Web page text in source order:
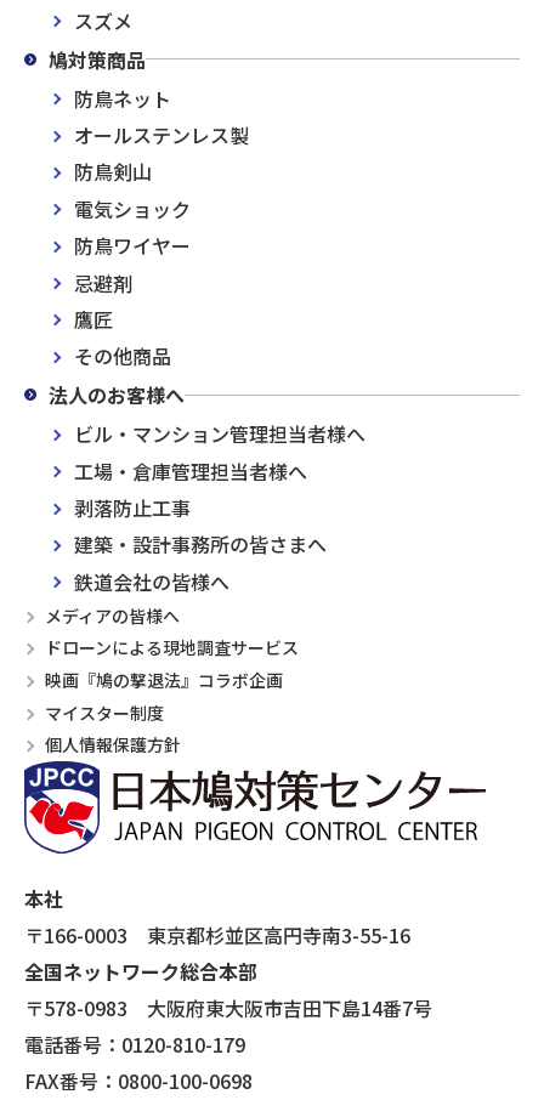
本社
〒166-0003 東京都杉並区高円寺南3-55-16
全国ネットワーク総合本部
〒578-0983 大阪府東大阪市吉田下島14番7号
電話番号：0120-810-179
FAX番号：0800-100-0698
スズメ
鳩対策商品
防鳥ネット
オールステンレス製
防鳥剣山
電気ショック
防鳥ワイヤー
忌避剤
鷹匠
その他商品
法人のお客様へ
ビル・マンション管理担当者様へ
工場・倉庫管理担当者様へ
剥落防止工事
建築・設計事務所の皆さまへ
鉄道会社の皆様へ
メディアの皆様へ
ドローンによる現地調査サービス
映画『鳩の撃退法』コラボ企画
マイスター制度
個人情報保護方針